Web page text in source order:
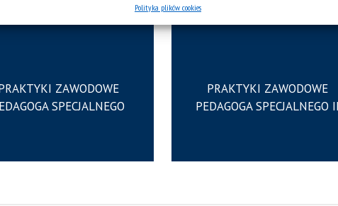
Polityka plików cookies
ZAWODOWE
SPECJALNEGO
PRAKTYKI ZAWODOWE
PEDAGOGA SPECJALNEGO II